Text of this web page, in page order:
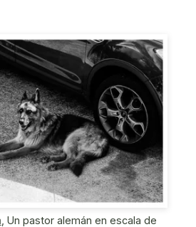
Un pastor alemán en escala de